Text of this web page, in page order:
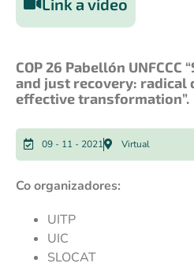
Link a video
COP 26 Pabellón
and just recovery:
effective transformation”.
09 - 11 - 2021 Virtual
Co organizadores:
UITP
UIC
SLOCAT